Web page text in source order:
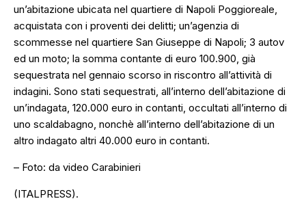
un’abitazione ubicata nel quartiere di Napoli Poggioreale,
acquistata con i proventi dei delitti; un’agenzia di
scommesse nel quartiere San Giuseppe di Napoli; 3 autov
ed un moto; la somma contante di euro 100.900, già
sequestrata nel gennaio scorso in riscontro all’attività di
indagini. Sono stati sequestrati, all’interno dell’abitazione di
un’indagata, 120.000 euro in contanti, occultati all’interno di
uno scaldabagno, nonchè all’interno dell’abitazione di un
altro indagato altri 40.000 euro in contanti.
– Foto: da video Carabinieri
(ITALPRESS).